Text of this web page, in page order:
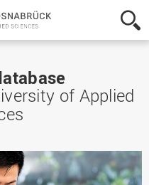
Hochschule
Osnabrück
-
Sciences
of Applied